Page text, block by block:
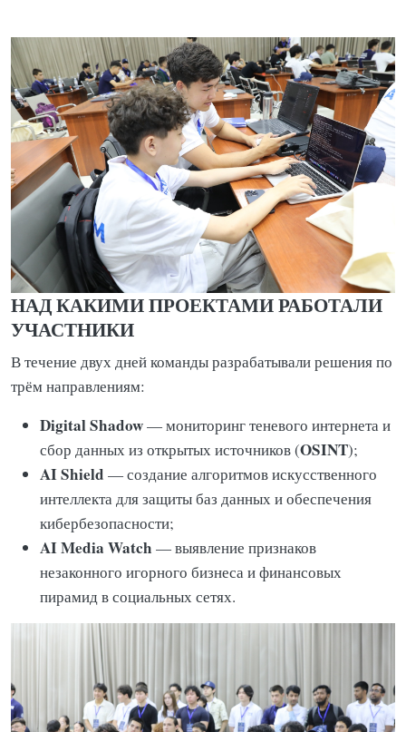
НАД КАКИМИ ПРОЕКТАМИ РАБОТАЛИ
УЧАСТНИКИ
В течение двух дней команды разрабатывали решения по
трём направлениям:
Digital Shadow— мониторинг теневого интернета и
сбор данных из открытых источников (OSINT);
AI Shield — создание алгоритмов искусственного
интеллекта для защиты баз данных и обеспечения
кибербезопасности;
AI Media Watch — выявление признаков
незаконного игорного бизнеса и финансовых
пирамид в социальных сетях.